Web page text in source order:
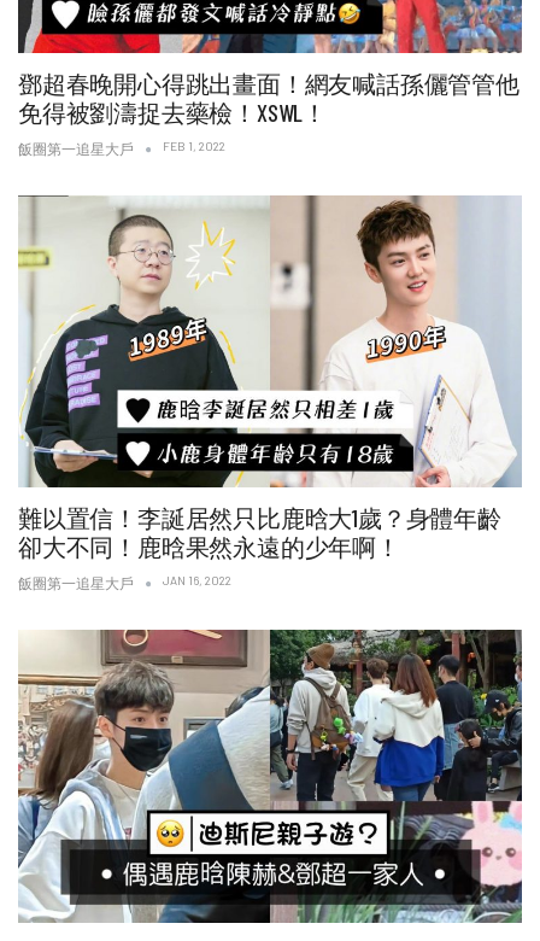
鄧超春晚開心得跳出畫面！網友喊話孫儷管管他
免得被劉濤捉去藥檢！XSWL！
飯圈第一追星大戶 FEB 1, 2022
難以置信！李誕居然只比鹿晗大1歲？身體年齡
卻大不同！鹿晗果然永遠的少年啊！
飯圈第一追星大戶 JAN 16, 2022